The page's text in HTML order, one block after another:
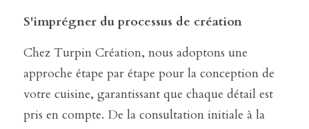
S'imprégner du processus de création
Chez Turpin Création, nous adoptons une
approche étape par étape pour la conception de
votre cuisine, garantissant que chaque détail est
pris en compte. De la consultation initiale à la